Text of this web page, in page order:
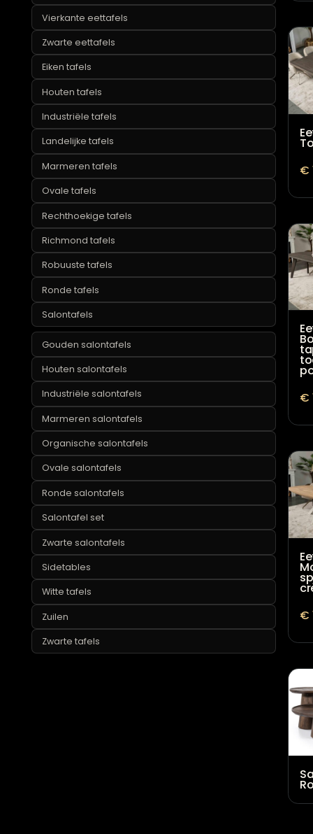
Ovale eettafels
Rechthoekige eettafels
Ronde eettafels
Vierkante eettafels
Zwarte eettafels
Eiken tafels
Houten tafels
Industriële tafels
Landelijke tafels
Marmeren tafels
Ovale tafels
Rechthoekige tafels
Richmond tafels
Robuuste tafels
Ronde tafels
Salontafels
Gouden salontafels
Industriële salontafels
Marmeren salontafels
Organische salontafels
Ovale salontafels
Ronde salontafels
Salontafel set